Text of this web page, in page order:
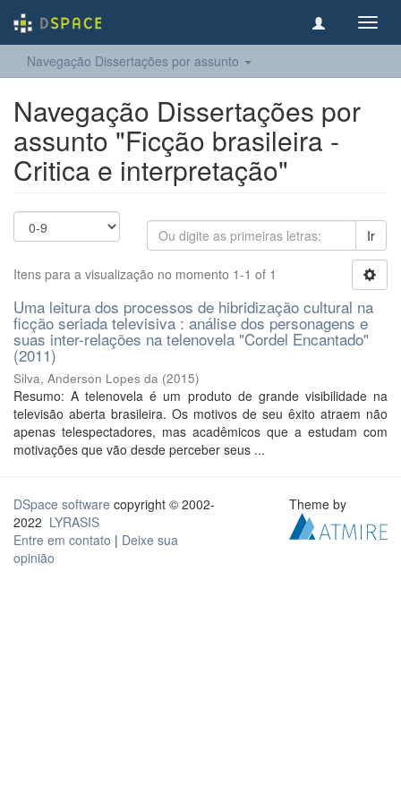
Navegação Dissertações por assunto
Navegação Dissertações por
assunto "Ficção brasileira -
Critica e interpretação"
Ir
Itens para a visualização no momento 1-1 of 1
Uma leitura dos processos de hibridização cultural na
ficção seriada televisiva : análise dos personagens e
suas inter-relações na telenovela "Cordel Encantado"
(2011)
Silva, Anderson Lopes da (2015)
Resumo: A telenovela é um produto de grande visibilidade na
televisão aberta brasileira. Os motivos de seu êxito atraem não
apenas telespectadores, mas acadêmicos que a estudam com
motivações que vão desde perceber seus ...
DSpace software copyright © 2002-
2022 LYRASIS
Entre em contato | Deixe sua
opinião
Theme by